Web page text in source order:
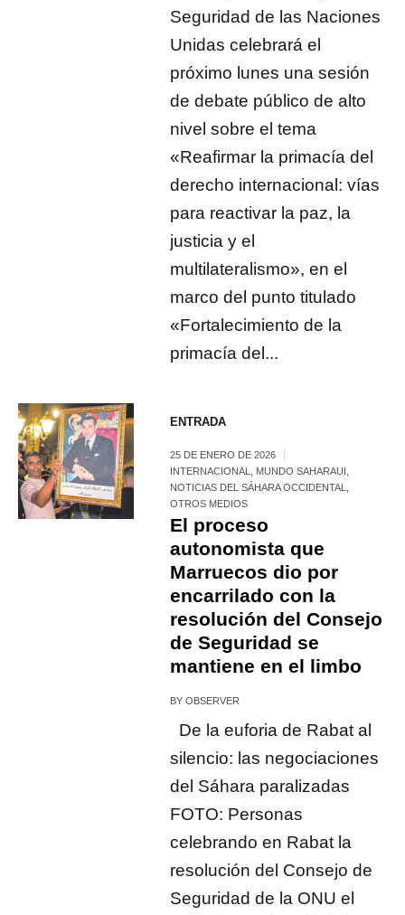
Seguridad de las Naciones
Unidas celebrará el
próximo lunes una sesión
de debate público de alto
nivel sobre el tema
«Reafirmar la primacía del
derecho internacional: vías
para reactivar la paz, la
justicia y el
multilateralismo», en el
marco del punto titulado
«Fortalecimiento de la
primacía del...
ENTRADA
25 DE ENERO DE 2026
INTERNACIONAL
MUNDO SAHARAUI
NOTICIAS DEL SÁHARA OCCIDENTAL
OTROS MEDIOS
El proceso
autonomista que
Marruecos dio por
encarrilado con la
resolución del Consejo
de Seguridad se
mantiene en el limbo
BYOBSERVER
De la euforia de Rabat al
silencio: las negociaciones
del Sáhara paralizadas
FOTO: Personas
celebrando en Rabat la
resolución del Consejo de
Seguridad de la ONU el